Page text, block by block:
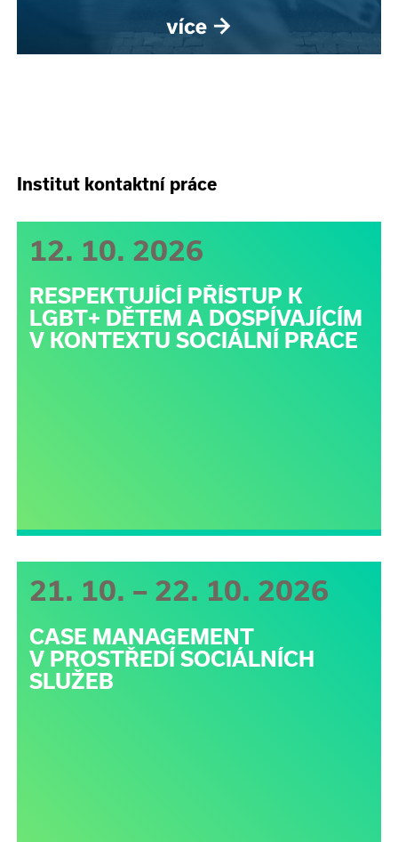
Institut kontaktní práce
12. 10. 2026
RESPEKTUJÍCÍ PŘÍSTUP K
LGBT+ DĚTEM A DOSPÍVAJÍCÍM
V KONTEXTU SOCIÁLNÍ PRÁCE
21. 10. – 22. 10. 2026
CASE MANAGEMENT
V PROSTŘEDÍ SOCIÁLNÍCH
SLUŽEB